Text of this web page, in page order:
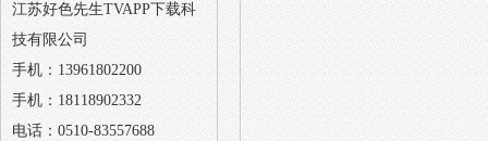
江苏好色先生TVAPP下载科
技有限公司
手机：13961802200
手机：18118902332
电话：0510-83557688